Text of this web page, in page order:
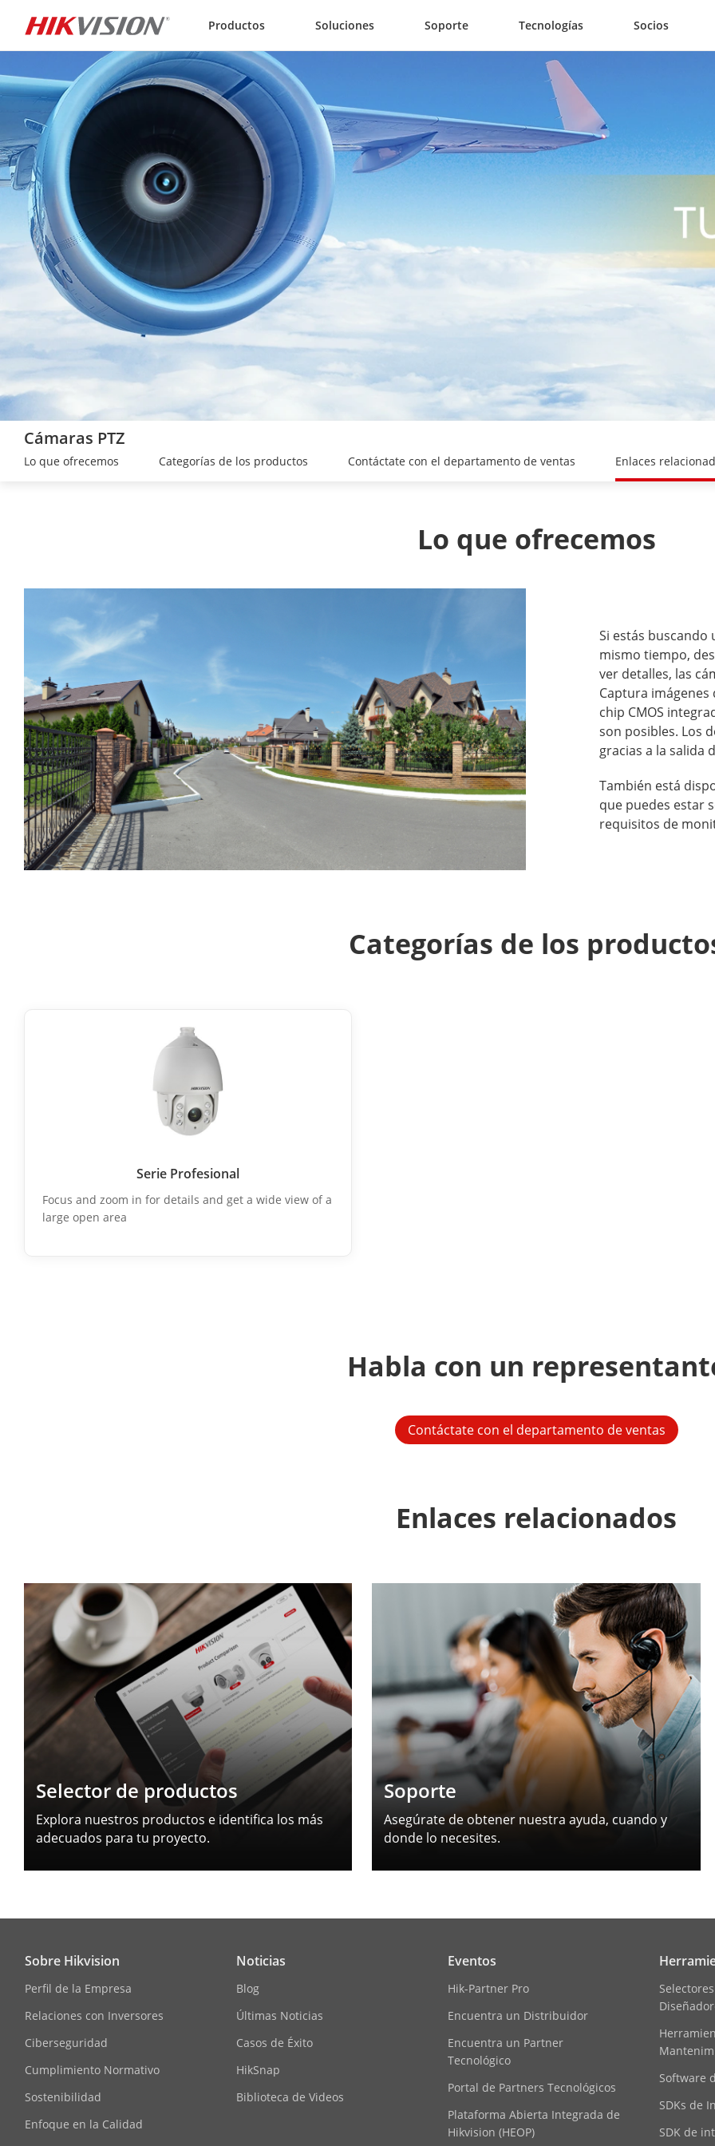
Productos Soluciones Soporte Tecnologías Socios
Cámaras PTZ
Lo que ofrecemos Categorías de los productos Contáctate con el departamento de ventas Enlaces
Lo que ofrecemos
Si estás buscando
mismo tiempo,
ver detalles, las
Captura
chip CMOS
son posibles. Los
gracias a la salida
También está
que puedes estar
requisitos de
Categorías de los
Serie Profesional
Focus and zoom in for details and get a wide view of a
large open area
Habla con un
Contáctate con el departamento de ventas
Enlaces relacionados
Selector de productos
Explora nuestros productos e identifica los más
adecuados para tu proyecto.
Soporte
Asegúrate de obtener nuestra ayuda, cuando y
donde lo necesites.
Sobre Hikvision
Perfil de la Empresa
Relaciones con Inversores
Ciberseguridad
Cumplimiento Normativo
Sostenibilidad
Enfoque en la Calidad
Noticias
Blog
Últimas Noticias
Casos de Éxito
HikSnap
Biblioteca de Videos
Eventos
Hik-Partner Pro
Encuentra un Distribuidor
Encuentra un Partner
Tecnológico
Portal de Partners Tecnológicos
Plataforma Abierta Integrada de
Hikvision (HEOP)
Software
SDKs de
SDK de